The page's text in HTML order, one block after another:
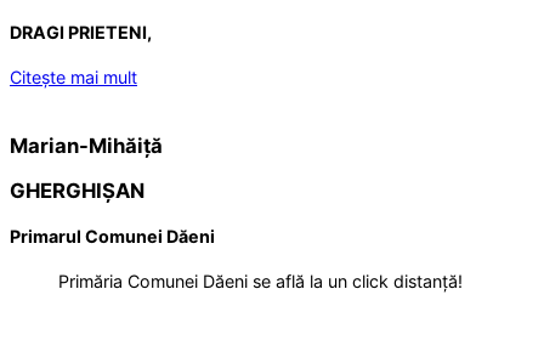
DRAGI PRIETENI,
Citește mai mult
Marian-Mihăiță
GHERGHIȘAN
Primarul Comunei Dăeni
Primăria Comunei Dăeni se află la un click distanță!